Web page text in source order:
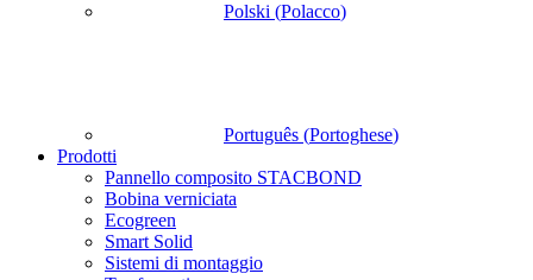
Polski (Polacco)
Português (Portoghese)
Prodotti
Pannello composito STACBOND
Bobina verniciata
Ecogreen
Smart Solid
Sistemi di montaggio